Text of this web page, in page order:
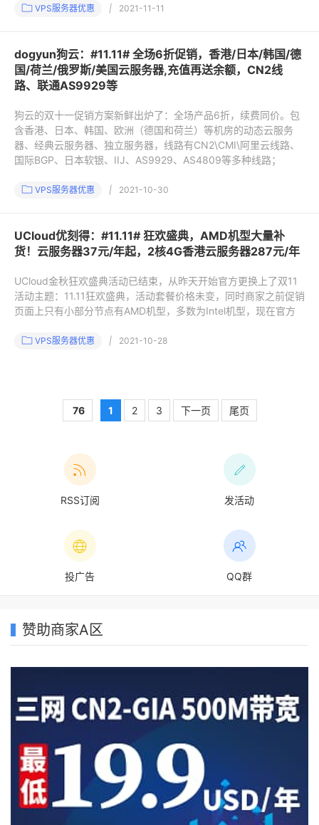
VPS服务器优惠 | 2021-11-11
dogyun狗云：#11.11# 全场6折促销，香港/日本/韩国/德
国/荷兰/俄罗斯/美国云服务器,充值再送余额，CN2线
路、联通AS9929等
狗云的双十一促销方案新鲜出炉了：全场产品6折，续费同价。包
含香港、日本、韩国、欧洲（德国和荷兰）等机房的动态云服务
器、经典云服务器、独立服务器，线路有CN2\CMI\阿里云线路、
国际BGP、日本软银、IIJ、AS9929、AS4809等多种线路；
VPS服务器优惠 | 2021-10-30
UCloud优刻得：#11.11# 狂欢盛典，AMD机型大量补
货！云服务器37元/年起，2核4G香港云服务器287元/年
UCloud金秋狂欢盛典活动已结束，从昨天开始官方更换上了双11
活动主题：11.11狂欢盛典，活动套餐价格未变，同时商家之前促销
页面上只有小部分节点有AMD机型，多数为Intel机型，现在官方
VPS服务器优惠 | 2021-10-28
76 1 2 3 下一页 尾页
RSS订阅 发活动
投广告 QQ群
赞助商家A区